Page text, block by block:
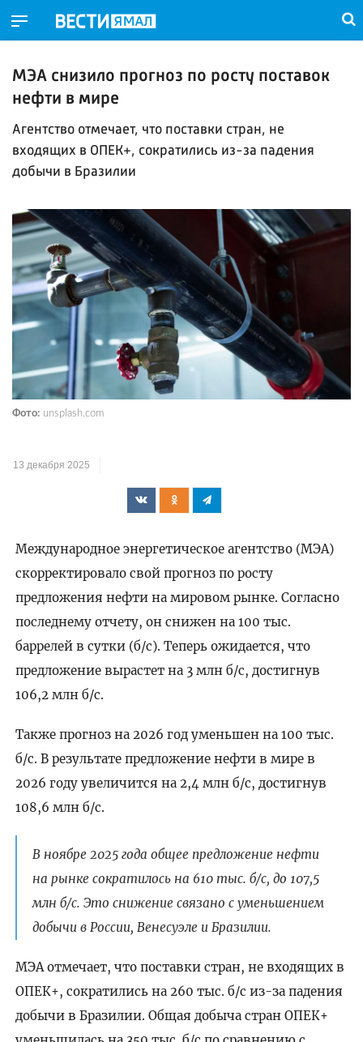
МЭА снизило прогноз по росту поставок
нефти в мире
Агентство отмечает, что поставки стран, не
входящих в ОПЕК+, сократились из-за падения
добычи в Бразилии
Фото: unsplash.com
13 декабря 2025
Международное энергетическое агентство (МЭА)
скорректировало свой прогноз по росту
предложения нефти на мировом рынке. Согласно
последнему отчету, он снижен на 100 тыс.
баррелей в сутки (б/с). Теперь ожидается, что
предложение вырастет на 3 млн б/с, достигнув
106,2 млн б/с.
Также прогноз на 2026 год уменьшен на 100 тыс.
б/с. В результате предложение нефти в мире в
2026 году увеличится на 2,4 млн б/с, достигнув
108,6 млн б/с.
В ноябре 2025 года общее предложение нефти
на рынке сократилось на 610 тыс. б/с, до 107,5
млн б/с. Это снижение связано с уменьшением
добычи в России, Венесуэле и Бразилии.
МЭА отмечает, что поставки стран, не входящих в
ОПЕК+, сократились на 260 тыс. б/с из-за падения
добычи в Бразилии. Общая добыча стран ОПЕК+